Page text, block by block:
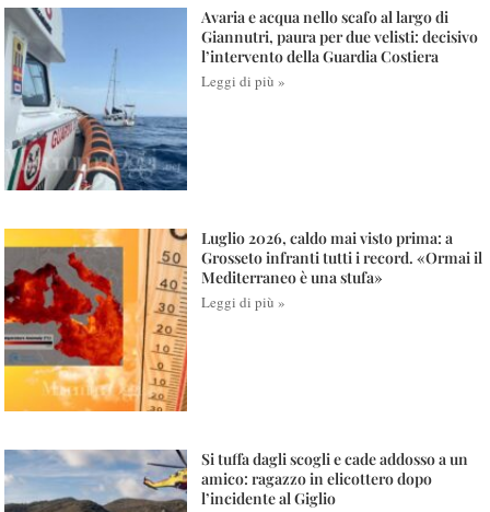
Avaria e acqua nello scafo al largo di
Giannutri, paura per due velisti: decisivo
l’intervento della Guardia Costiera
Leggi di più »
Luglio 2026, caldo mai visto prima: a
Grosseto infranti tutti i record. «Ormai il
Mediterraneo è una stufa»
Leggi di più »
Si tuffa dagli scogli e cade addosso a un
amico: ragazzo in elicottero dopo
l’incidente al Giglio